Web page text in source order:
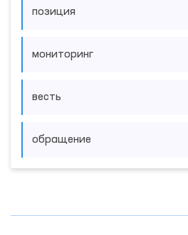
позиция
мониторинг
весть
обращение